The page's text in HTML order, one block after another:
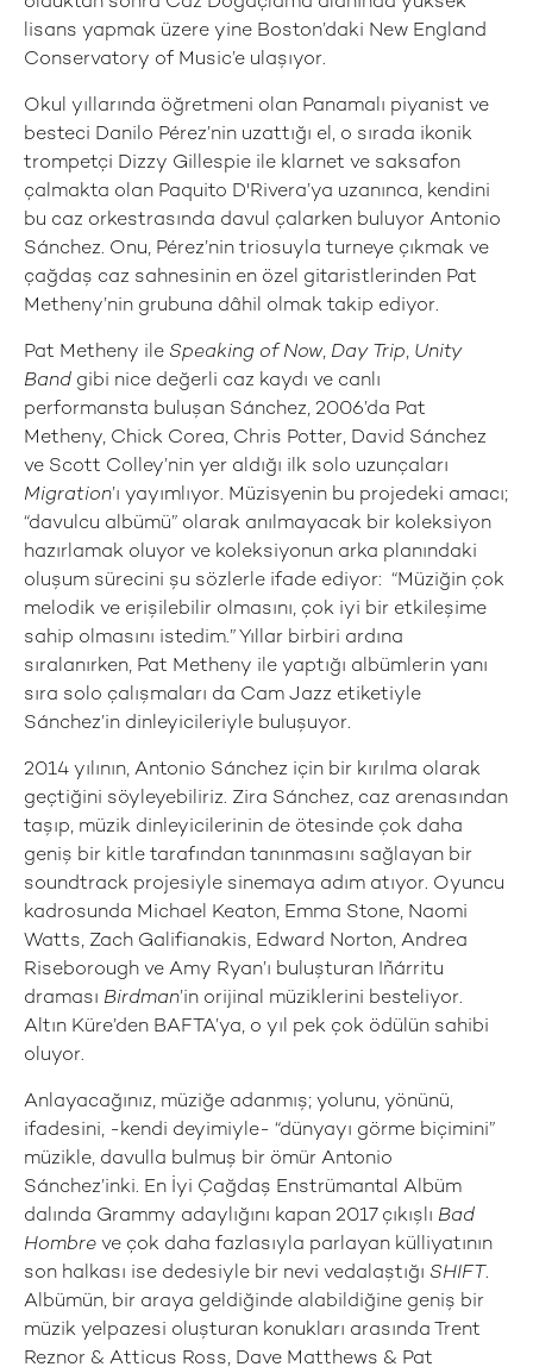
lisans yapmak üzere yine Boston’daki New England
Conservatory of Music’e ulaşıyor.
Okul yıllarında öğretmeni olan Panamalı piyanist ve
besteci Danilo Pérez’nin uzattığı el, o sırada ikonik
trompetçi Dizzy Gillespie ile klarnet ve saksafon
çalmakta olan Paquito D'Rivera’ya uzanınca, kendini
bu caz orkestrasında davul çalarken buluyor Antonio
Sánchez. Onu, Pérez’nin triosuyla turneye çıkmak ve
çağdaş caz sahnesinin en özel gitaristlerinden Pat
Metheny’nin grubuna dâhil olmak takip ediyor.
Pat Metheny ile Speaking of Now, Day Trip, Unity
Band gibi nice değerli caz kaydı ve canlı
performansta buluşan Sánchez, 2006’da Pat
Metheny, Chick Corea, Chris Potter, David Sánchez
ve Scott Colley’nin yer aldığı ilk solo uzunçaları
Migration’ı yayımlıyor. Müzisyenin bu projedeki amacı;
“davulcu albümü” olarak anılmayacak bir koleksiyon
hazırlamak oluyor ve koleksiyonun arka planındaki
oluşum sürecini şu sözlerle ifade ediyor: “Müziğin çok
melodik ve erişilebilir olmasını, çok iyi bir etkileşime
sahip olmasını istedim.” Yıllar birbiri ardına
sıralanırken, Pat Metheny ile yaptığı albümlerin yanı
sıra solo çalışmaları da Cam Jazz etiketiyle
Sánchez’in dinleyicileriyle buluşuyor.
2014 yılının, Antonio Sánchez için bir kırılma olarak
geçtiğini söyleyebiliriz. Zira Sánchez, caz arenasından
taşıp, müzik dinleyicilerinin de ötesinde çok daha
geniş bir kitle tarafından tanınmasını sağlayan bir
soundtrack projesiyle sinemaya adım atıyor. Oyuncu
kadrosunda Michael Keaton, Emma Stone, Naomi
Watts, Zach Galifianakis, Edward Norton, Andrea
Riseborough ve Amy Ryan’ı buluşturan Iñárritu
draması Birdman’in orijinal müziklerini besteliyor.
Altın Küre’den BAFTA’ya, o yıl pek çok ödülün sahibi
oluyor.
Anlayacağınız, müziğe adanmış; yolunu, yönünü,
ifadesini, -kendi deyimiyle- “dünyayı görme biçimini”
müzikle, davulla bulmuş bir ömür Antonio
Sánchez’inki. En İyi Çağdaş Enstrümantal Albüm
dalında Grammy adaylığını kapan 2017 çıkışlı Bad
Hombre ve çok daha fazlasıyla parlayan külliyatının
son halkası ise dedesiyle bir nevi vedalaştığı SHIFT.
Albümün, bir araya geldiğinde alabildiğine geniş bir
müzik yelpazesi oluşturan konukları arasında Trent
Reznor & Atticus Ross, Dave Matthews & Pat